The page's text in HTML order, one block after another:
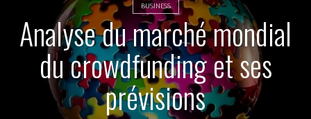
BUSINESS
Analyse du marché mondial
du crowdfunding et ses
prévisions